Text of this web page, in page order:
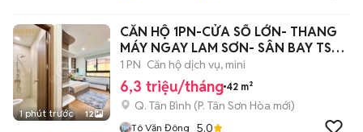
1 phút trước 12
CĂN HỘ 1PN-CỬA SỔ LỚN- THANG
MÁY NGAY LAM SƠN- SÂN BAY TSN-
CV GIA ĐỊNH
1 PN Căn hộ dịch vụ, mini
6,3 triệu/tháng 42 m²
Q. Tân Bình (P. Tân Sơn Hòa mới)
Tô Văn Đông 5.0